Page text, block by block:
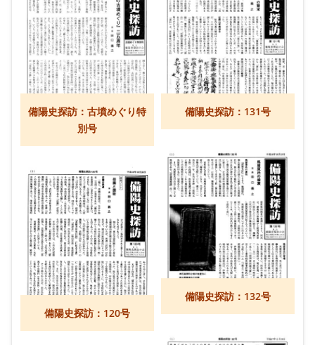
備陽史探訪：古墳めぐり特
別号
備陽史探訪：131号
備陽史探訪：132号
備陽史探訪：120号